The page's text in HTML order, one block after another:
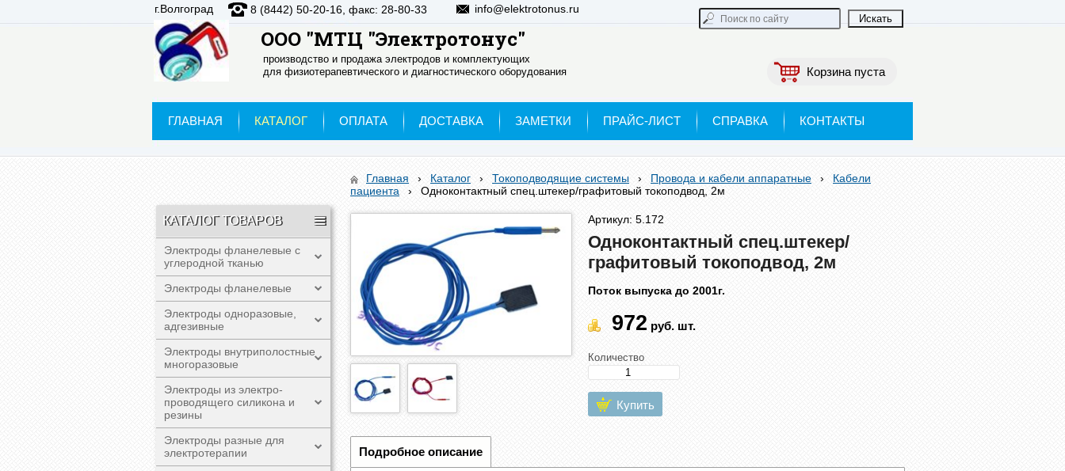
Корзина пуста
ООО "МТЦ "Электротонус"
производство и продажа электродов и комплектующих
для физиотерапевтического и диагностического оборудования
г.Волгоград 8 (8442) 50-20-16, факс: 28-80-33 info@elektrotonus.ru
ГЛАВНАЯ КАТАЛОГ ОПЛАТА ДОСТАВКА ЗАМЕТКИ ПРАЙС-ЛИСТ СПРАВКА КОНТАКТЫ
КАТАЛОГ ТОВАРОВ
Электроды фланелевые с
углеродной тканью
Электроды фланелевые
Электроды одноразовые,
адгезивные
Электроды внутриполостные
многоразовые
Электроды из электро-
проводящего силикона и
резины
Электроды разные для
электротерапии
Главная › Каталог › Токоподводящие системы › Провода и кабели аппаратные ›
Кабели
пациента
› Одноконтактный спец.штекер/графитовый токоподвод, 2м
Артикул: 5.172
Одноконтактный спец.штекер/
графитовый токоподвод, 2м
Поток выпуска до 2001г.
972 руб. шт.
Количество
Купить
Подробное описание